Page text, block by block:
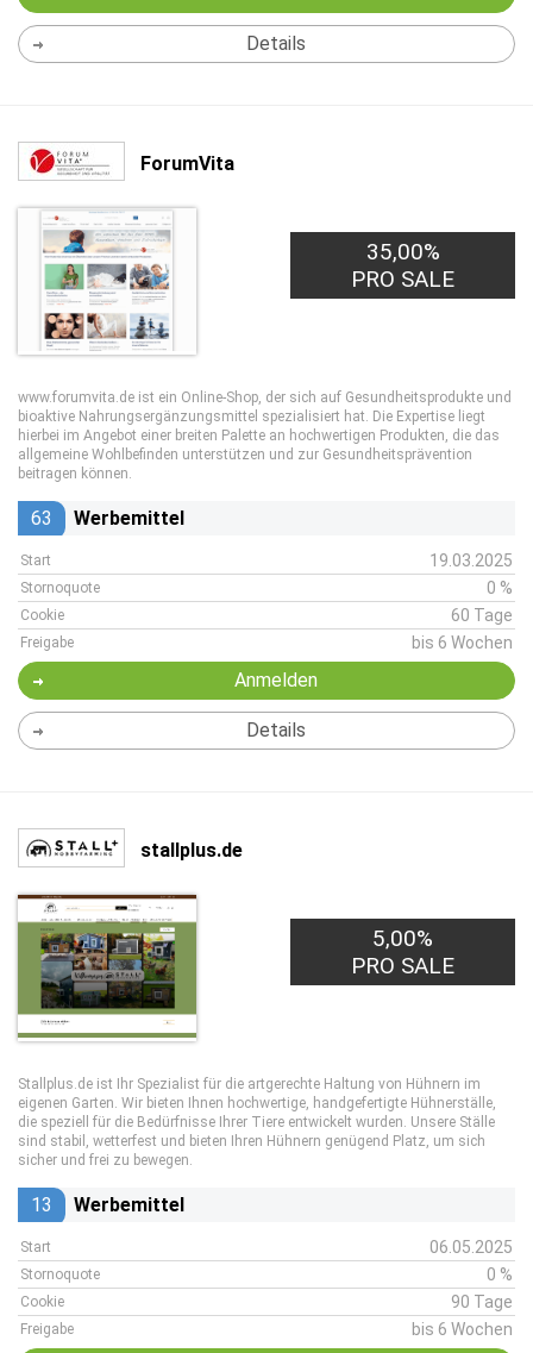
Details
ForumVita
35,00%
PRO SALE
www.forumvita.de ist ein Online-Shop, der sich auf Gesundheitsprodukte und
bioaktive Nahrungsergänzungsmittel spezialisiert hat. Die Expertise liegt
hierbei im Angebot einer breiten Palette an hochwertigen Produkten, die das
allgemeine Wohlbefinden unterstützen und zur Gesundheitsprävention
beitragen können.
63 Werbemittel
Start 19.03.2025
Stornoquote 0 %
Cookie 60 Tage
Freigabe bis 6 Wochen
Anmelden
Details
stallplus.de
5,00%
PRO SALE
Stallplus.de ist Ihr Spezialist für die artgerechte Haltung von Hühnern im
eigenen Garten. Wir bieten Ihnen hochwertige, handgefertigte Hühnerställe,
die speziell für die Bedürfnisse Ihrer Tiere entwickelt wurden. Unsere Ställe
sind stabil, wetterfest und bieten Ihren Hühnern genügend Platz, um sich
sicher und frei zu bewegen.
13 Werbemittel
Start 06.05.2025
Stornoquote 0 %
Cookie 90 Tage
Freigabe bis 6 Wochen